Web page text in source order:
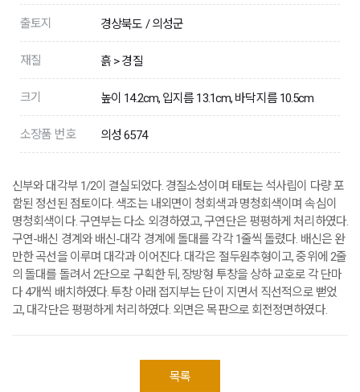
출토지 경상북도 / 의성군
재질 흙 > 경질
크기 높이 14.2cm, 입지름 13.1cm, 바닥지름 10.5cm
소장품 번호 의성 6574
신부와 대각부 1/2이 결실되었다. 경질소성이며 태토는 석사립이 다량 포
함된 정선된 점토이다. 색조는 내외면이 청회색과 명청회색이며 속심이
명청회색이다. 구연부는 다소 외경하였고, 구연단은 평평하게 처리하였다.
구연-배신 경계와 배신-대각 경계에 돌대를 각각 1줄씩 돌렸다. 배신은 완
만한 곡선을 이루며 대각과 이어진다. 대각은 절두원추형이고, 중위에 2줄
의 돌대를 돌려서 2단으로 구획한 뒤, 장방형 투창을 상하 교호로 각 단마
다 4개씩 배치하였다. 투창 아래 접지부는 단이 지면서 직선적으로 뻗었
고, 대각단은 평평하게 처리하였다. 외면은 목판으로 회전정면하였다.
목록